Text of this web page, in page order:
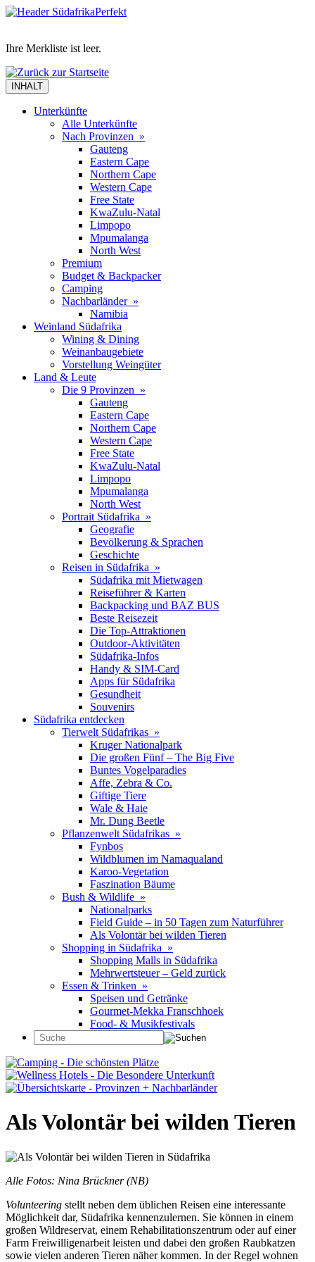
Ihre Merkliste ist leer.
INHALT
Unterkünfte
Alle Unterkünfte
Nach Provinzen »
Gauteng
Eastern Cape
Northern Cape
Western Cape
Free State
KwaZulu-Natal
Limpopo
Mpumalanga
North West
Premium
Budget & Backpacker
Camping
Nachbarländer »
Namibia
Weinland Südafrika
Wining & Dining
Weinanbaugebiete
Vorstellung Weingüter
Land & Leute
Die 9 Provinzen »
Gauteng
Eastern Cape
Northern Cape
Western Cape
Free State
KwaZulu-Natal
Limpopo
Mpumalanga
North West
Portrait Südafrika »
Geografie
Bevölkerung & Sprachen
Geschichte
Reisen in Südafrika »
Südafrika mit Mietwagen
Reiseführer & Karten
Backpacking und BAZ BUS
Beste Reisezeit
Die Top-Attraktionen
Outdoor-Aktivitäten
Südafrika-Infos
Handy & SIM-Card
Apps für Südafrika
Gesundheit
Souvenirs
Südafrika entdecken
Tierwelt Südafrikas »
Kruger Nationalpark
Die großen Fünf – The Big Five
Buntes Vogelparadies
Affe, Zebra & Co.
Giftige Tiere
Wale & Haie
Mr. Dung Beetle
Pflanzenwelt Südafrikas »
Fynbos
Wildblumen im Namaqualand
Karoo-Vegetation
Faszination Bäume
Bush & Wildlife »
Nationalparks
Field Guide – in 50 Tagen zum Naturführer
Als Volontär bei wilden Tieren
Shopping in Südafrika »
Shopping Malls in Südafrika
Mehrwertsteuer – Geld zurück
Essen & Trinken »
Speisen und Getränke
Gourmet-Mekka Franschhoek
Food- & Musikfestivals
Als Volontär bei wilden Tieren
Alle Fotos: Nina Brückner (NB)
Volunteering stellt neben dem üblichen Reisen eine interessante
Möglichkeit dar, Südafrika kennenzulernen. Sie können in einem
großen Wildreservat, einem Rehabilitationszentrum oder auf einer
Farm Freiwilligenarbeit leisten und dabei den großen Raubkatzen
sowie vielen anderen Tieren näher kommen. In der Regel wohnen